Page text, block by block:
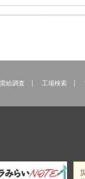
給調査 工場検索